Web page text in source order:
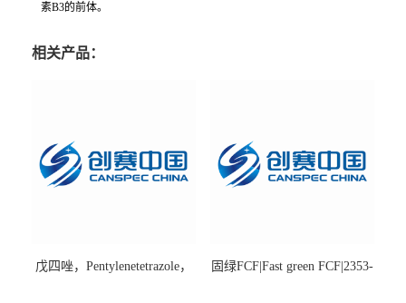
素B3的前体。
相关产品：
戊四唑，Pentylenetetrazole，
固绿FCF|Fast green FCF|2353-